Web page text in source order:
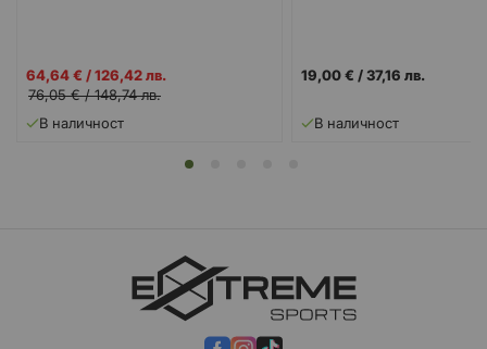
Промо
цена
64,64 € /126,42 лв.
76,05 €/148,74 лв.
В наличност
19,00 € /37,16 лв.
В наличност